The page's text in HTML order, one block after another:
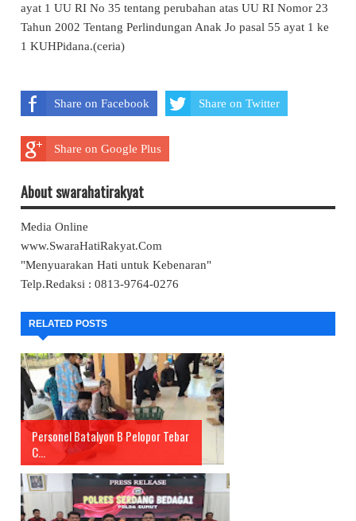
ayat 1 UU RI No 35 tentang perubahan atas UU RI Nomor 23
Tahun 2002 Tentang Perlindungan Anak Jo pasal 55 ayat 1 ke
1 KUHPidana.(ceria)
Share on Facebook Share on Twitter
Share on Google Plus
About swarahatirakyat
Media Online
www.SwaraHatiRakyat.Com
"Menyuarakan Hati untuk Kebenaran"
Telp.Redaksi : 0813-9764-0276
RELATED POSTS
Personel Batalyon B Pelopor Tebar
C...